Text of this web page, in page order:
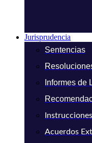
Jurisprudencia
Sentencias
Informes de
Acuerdos